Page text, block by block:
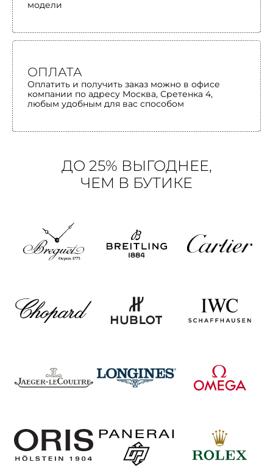
модели
ОПЛАТА
Оплатить и получить заказ можно в офисе
компании по адресу Москва, Сретенка 4,
любым удобным для вас способом
ДО 25% ВЫГОДНЕЕ,
ЧЕМ В БУТИКЕ